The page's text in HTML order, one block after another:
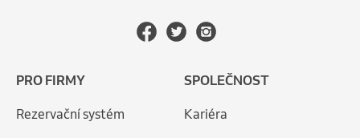
PRO FIRMY
Rezervační systém
SPOLEČNOST
Kariéra